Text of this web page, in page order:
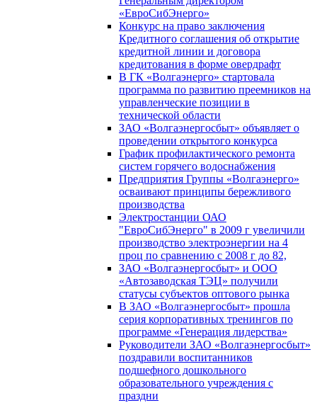
«ЕвроСибЭнерго»
Конкурс на право заключения
Кредитного соглашения об открытие
кредитной линии и договора
кредитования в форме овердрафт
В ГК «Волгаэнерго» стартовала
программа по развитию преемников на
управленческие позиции в
технической области
ЗАО «Волгаэнергосбыт» объявляет о
проведении открытого конкурса
График профилактического ремонта
систем горячего водоснабжения
Предприятия Группы «Волгаэнерго»
осваивают принципы бережливого
производства
Электростанции ОАО
"ЕвроСибЭнерго" в 2009 г увеличили
производство электроэнергии на 4
проц по сравнению с 2008 г до 82,
ЗАО «Волгаэнергосбыт» и ООО
«Автозаводская ТЭЦ» получили
статусы субъектов оптового рынка
В ЗАО «Волгаэнергосбыт» прошла
серия корпоративных тренингов по
программе «Генерация лидерства»
Руководители ЗАО «Волгаэнергосбыт»
поздравили воспитанников
подшефного дошкольного
образовательного учреждения с
праздни